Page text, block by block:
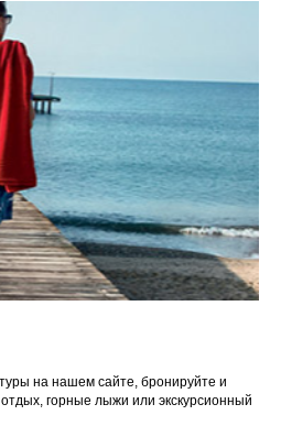
на нашем сайте, бронируйте и
горные лыжи или экскурсионный